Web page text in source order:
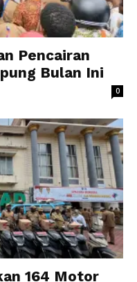
Pencairan
Bulan Ini
0
164 Motor